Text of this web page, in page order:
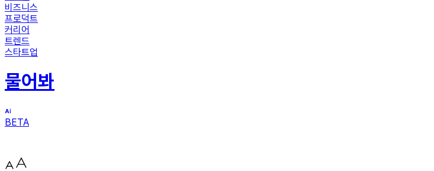
비즈니스
프로덕트
커리어
트렌드
스타트업
물어봐
BETA